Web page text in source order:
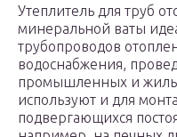
Утеплитель для труб
минеральной ваты
трубопроводов
водоснабжения,
промышленных и
используют и для
подвергающихся